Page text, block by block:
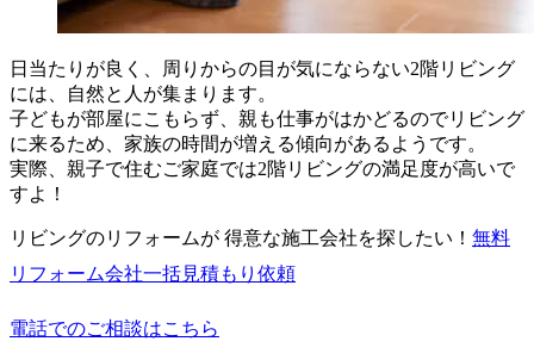
日当たりが良く、周りからの目が気にならない2階リビング
には、自然と人が集まります。
子どもが部屋にこもらず、親も仕事がはかどるのでリビング
に来るため、家族の時間が増える傾向があるようです。
実際、親子で住むご家庭では2階リビングの満足度が高いで
すよ！
リビングのリフォームが 得意な施工会社を探したい！ 無料
リフォーム会社一括見積もり依頼
電話でのご相談はこちら